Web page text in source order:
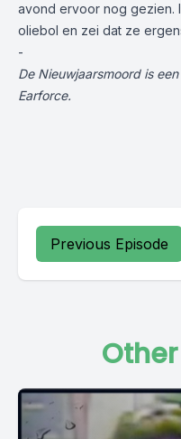
avond ervoor nog gezien.
oliebol en zei dat ze
-
De Nieuwjaarsmoord is
Earforce.
Previous Episode